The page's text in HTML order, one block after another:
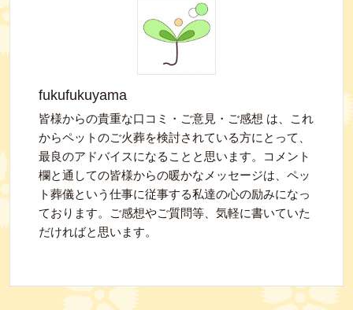
fukufukuyama
皆様からの貴重な口コミ・ご意見・ご感想 は、これ
からペットのご火葬を検討されている方にとって、
最良のアドバイスになることと思います。コメント
欄と通しての皆様からの暖かなメッセージは、ペッ
ト葬儀という仕事に従事する私達の心の励みになっ
ております。ご感想やご質問等、気軽に書いていた
だければと思います。